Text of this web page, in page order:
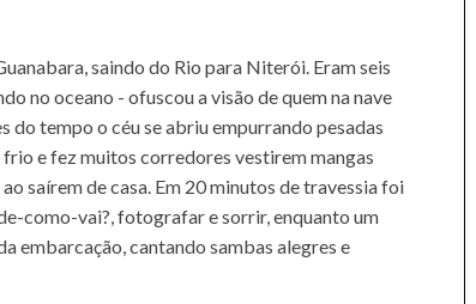
saindo do Rio para Niterói. Eram seis
no oceano - ofuscou a visão de quem na nave
do tempo o céu se abriu empurrando pesadas
e fez muitos corredores vestirem mangas
saírem de casa. Em 20 minutos de travessia foi
como-vai?, fotografar e sorrir, enquanto um
embarcação, cantando sambas alegres e